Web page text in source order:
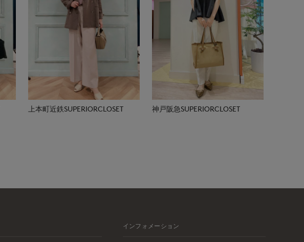
上本町近鉄SUPERIORCLOSET 神戸阪急SUPERIORCLOSET
インフォメーション